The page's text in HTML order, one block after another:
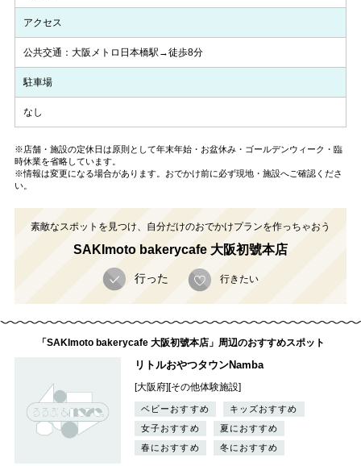
アクセス
公共交通：大阪メトロ日本橋駅→徒歩8分
駐車場
なし
※店舗・施設の定休日は原則として年末年始・お盆休み・ゴールデンウィーク・臨
時休業を省略しています。
※情報は変更になる場合があります。おでかけ前に必ず現地・施設へご確認くださ
い。
素敵なスポットを見つけ、自分だけのおでかけプランを作っちゃおう
SAKImoto bakerycafe 大阪初號本店
行った 行きたい
「SAKImoto bakerycafe 大阪初號本店」周辺のおすすめスポット
リトルおやつタウンNamba
[大阪府][その他体験施設]
ベビーおすすめ
キッズおすすめ
女子おすすめ
夏におすすめ
春におすすめ
冬におすすめ